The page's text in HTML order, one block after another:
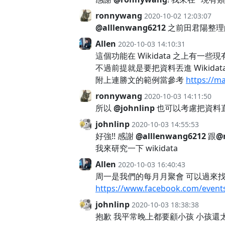
ronnywang 2020-10-02 12:03:07
@alllenwang6212 之前田君陽整
Allen 2020-10-03 14:10:31
這個功能在 Wikidata 之上有一些現
不過前提就是要把資料丟進
附上連勝文的範例當參考 https://
ronnywang 2020-10-03 14:11:50
所以 @johnlinp也可以考慮把資
johnlinp 2020-10-03 14:55:53
好強!! 感謝@alllenwang6212 跟
我來研究一下 wikidata
Allen 2020-10-03 16:40:43
周一是我們的每月月聚會 可以過來
https://www.facebook.com/
johnlinp 2020-10-03 18:38:38
抱歉 我平常晚上都要顧小孩 小孩還